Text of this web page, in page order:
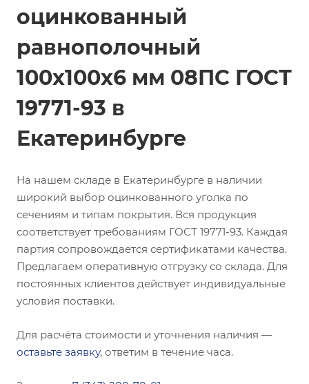
оцинкованный
равнополочный
100х100х6 мм 08ПС ГОСТ
19771-93 в
Екатеринбурге
На нашем складе в Екатеринбурге в наличии
широкий выбор оцинкованного уголка по
сечениям и типам покрытия. Вся продукция
соответствует требованиям ГОСТ 19771-93. Каждая
партия сопровождается сертификатами качества.
Предлагаем оперативную отгрузку со склада. Для
постоянных клиентов действует индивидуальные
условия поставки.
Для расчёта стоимости и уточнения наличия —
оставьте заявку, ответим в течение часа.